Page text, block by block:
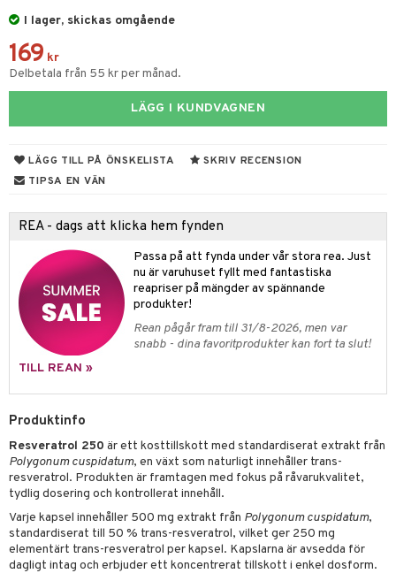
I lager, skickas omgående
169 kr
Delbetala från 55 kr per månad.
LÄGG I KUNDVAGNEN
LÄGG TILL PÅ ÖNSKELISTA
SKRIV RECENSION
TIPSA EN VÄN
REA - dags att klicka hem fynden
Passa på att fynda under vår stora rea. Just
nu är varuhuset fyllt med fantastiska
reapriser på mängder av spännande
produkter!
Rean pågår fram till 31/8-2026, men var
snabb - dina favoritprodukter kan fort ta slut!
TILL REAN »
Produktinfo
Resveratrol 250 är ett kosttillskott med standardiserat extrakt från
Polygonum cuspidatum, en växt som naturligt innehåller trans-
resveratrol. Produkten är framtagen med fokus på råvarukvalitet,
tydlig dosering och kontrollerat innehåll.
Varje kapsel innehåller 500 mg extrakt från Polygonum cuspidatum,
standardiserat till 50 % trans-resveratrol, vilket ger 250 mg
elementärt trans-resveratrol per kapsel. Kapslarna är avsedda för
dagligt intag och erbjuder ett koncentrerat tillskott i enkel dosform.
svar